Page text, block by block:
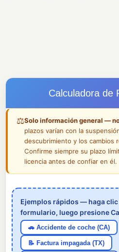
Calculadora de
⚖️Solo información general —
plazos varían con la
descubrimiento y los cambios
Confirme siempre su plazo
licencia antes de confiar en él.
Ejemplos rápidos — haga
formulario, luego presione
🚗 Accidente de coche (CA)
📝 Factura impagada (TX)